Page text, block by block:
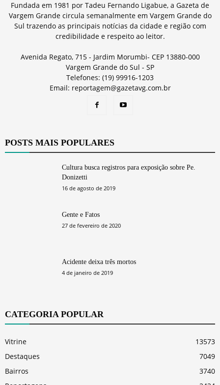
Fundada em 1981 por Tadeu Fernando Ligabue, a Gazeta de
Vargem Grande circula semanalmente em Vargem Grande do
Sul trazendo as principais notícias da cidade e região com
credibilidade e respeito ao leitor.
Avenida Regato, 715 - Jardim Morumbi- CEP 13880-000
Vargem Grande do Sul - SP
Telefones: (19) 99916-1203
Email: reportagem@gazetavg.com.br
POSTS MAIS POPULARES
Cultura busca registros para exposição sobre Pe.
Donizetti
16 de agosto de 2019
Gente e Fatos
27 de fevereiro de 2020
Acidente deixa três mortos
4 de janeiro de 2019
CATEGORIA POPULAR
Vitrine
13573
Destaques
7049
Bairros
3740